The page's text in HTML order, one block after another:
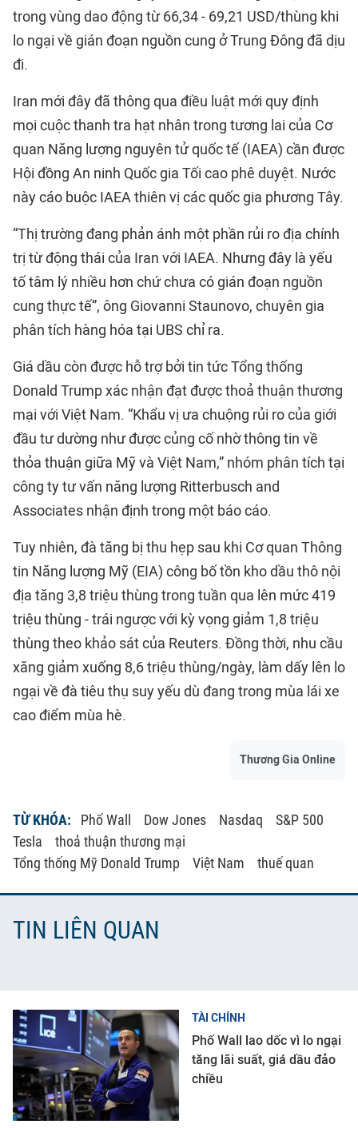
trong vùng dao động từ 66,34 - 69,21 USD/thùng khi
lo ngại về gián đoạn nguồn cung ở Trung Đông đã dịu
đi.
Iran mới đây đã thông qua điều luật mới quy định
mọi cuộc thanh tra hạt nhân trong tương lai của Cơ
quan Năng lượng nguyên tử quốc tế (IAEA) cần được
Hội đồng An ninh Quốc gia Tối cao phê duyệt. Nước
này cáo buộc IAEA thiên vị các quốc gia phương Tây.
“Thị trường đang phản ánh một phần rủi ro địa chính
trị từ động thái của Iran với IAEA. Nhưng đây là yếu
tố tâm lý nhiều hơn chứ chưa có gián đoạn nguồn
cung thực tế”, ông Giovanni Staunovo, chuyên gia
phân tích hàng hóa tại UBS chỉ ra.
Giá dầu còn được hỗ trợ bởi tin tức Tổng thống
Donald Trump xác nhận đạt được thoả thuận thương
mại với Việt Nam. “Khẩu vị ưa chuộng rủi ro của giới
đầu tư dường như được củng cố nhờ thông tin về
thỏa thuận giữa Mỹ và Việt Nam,” nhóm phân tích tại
công ty tư vấn năng lượng Ritterbusch and
Associates nhận định trong một báo cáo.
Tuy nhiên, đà tăng bị thu hẹp sau khi Cơ quan Thông
tin Năng lượng Mỹ (EIA) công bố tồn kho dầu thô nội
địa tăng 3,8 triệu thùng trong tuần qua lên mức 419
triệu thùng - trái ngược với kỳ vọng giảm 1,8 triệu
thùng theo khảo sát của Reuters. Đồng thời, nhu cầu
xăng giảm xuống 8,6 triệu thùng/ngày, làm dấy lên lo
ngại về đà tiêu thụ suy yếu dù đang trong mùa lái xe
cao điểm mùa hè.
Thương Gia Online
TỪ KHÓA: Phố Wall Dow Jones Nasdaq
S&P 500
Tesla
thoả thuận thương mại
Tổng thống Mỹ Donald Trump
Việt Nam thuế quan
TIN LIÊN QUAN
TÀI CHÍNH
Phố Wall lao dốc vì lo ngại
tăng lãi suất, giá dầu đảo
chiều